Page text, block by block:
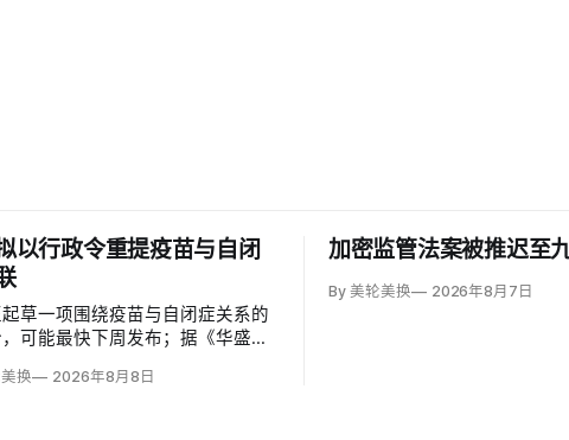
以行政令重提疫苗与自闭
草一项围绕疫苗与自闭症关系的
可能最快下周发布；据《华盛顿
、自闭症研究和家长选择权，内
换 2026年8月8日
加密监管法案被推迟至
By 美轮美换 2026年8月7日